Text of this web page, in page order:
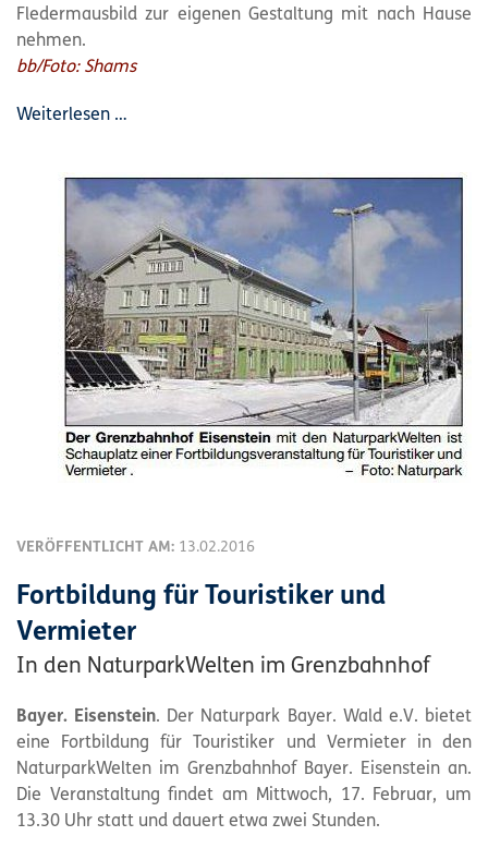
Fledermausbild zur eigenen Gestaltung mit nach Hause
nehmen.
bb/Foto: Shams
Weiterlesen …
VERÖFFENTLICHT AM: 13.02.2016
Fortbildung für Touristiker und
Vermieter
In den NaturparkWelten im Grenzbahnhof
Bayer. Eisenstein. Der Naturpark Bayer. Wald e.V. bietet
eine Fortbildung für Touristiker und Vermieter in den
NaturparkWelten im Grenzbahnhof Bayer. Eisenstein an.
Die Veranstaltung findet am Mittwoch, 17. Februar, um
13.30 Uhr statt und dauert etwa zwei Stunden.